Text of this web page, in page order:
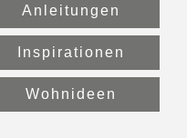
Anleitungen
Inspirationen
Wohnideen